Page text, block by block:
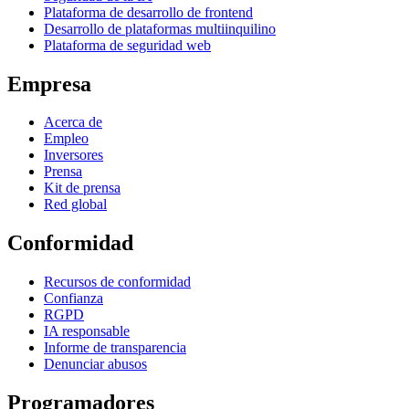
Plataforma de desarrollo de frontend
Desarrollo de plataformas multiinquilino
Plataforma de seguridad web
Empresa
Acerca de
Empleo
Inversores
Prensa
Kit de prensa
Red global
Conformidad
Recursos de conformidad
Confianza
RGPD
IA responsable
Informe de transparencia
Denunciar abusos
Programadores